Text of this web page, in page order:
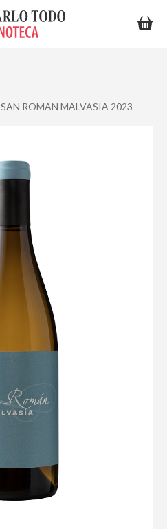
SAN ROMAN MALVASIA 2023